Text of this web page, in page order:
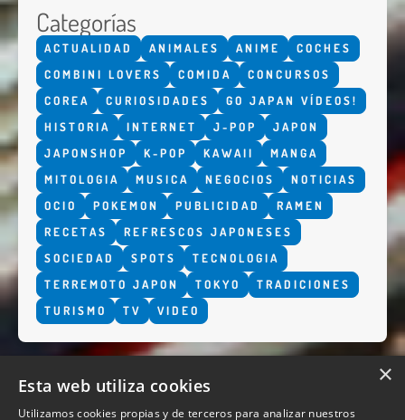
Categorías
ACTUALIDAD ANIMALES ANIME
COCHES
COMBINI LOVERS
COMIDA
CONCURSOS
COREA
CURIOSIDADES
GO JAPAN VÍDEOS!
HISTORIA
INTERNET J-POP
JAPON
JAPONSHOP
K-POP KAWAII
MANGA
MITOLOGIA
MUSICA NEGOCIOS
NOTICIAS
OCIO
POKEMON PUBLICIDAD
RAMEN
RECETAS
REFRESCOS JAPONESES
SOCIEDAD
SPOTS
TECNOLOGIA
TERREMOTO JAPON
TOKYO
TRADICIONES
TURISMO
TV VIDEO
×
Esta web utiliza cookies
Utilizamos cookies propias y de terceros para analizar nuestros